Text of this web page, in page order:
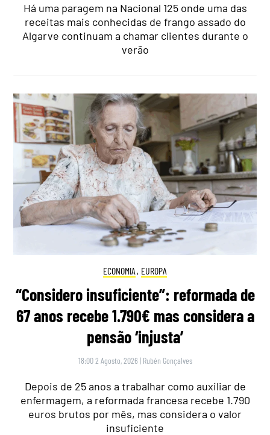
Há uma paragem na Nacional 125 onde uma das
receitas mais conhecidas de frango assado do
Algarve continuam a chamar clientes durante o
verão
ECONOMIA , EUROPA
“Considero insuficiente”: reformada de
67 anos recebe 1.790€ mas considera a
pensão ‘injusta’
18:00 2 Agosto, 2026 | Rubén Gonçalves
Depois de 25 anos a trabalhar como auxiliar de
enfermagem, a reformada francesa recebe 1.790
euros brutos por mês, mas considera o valor
insuficiente